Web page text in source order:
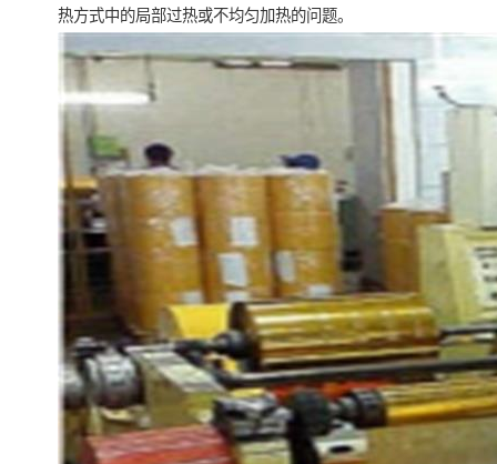
热方式中的局部过热或不均匀加热的问题。